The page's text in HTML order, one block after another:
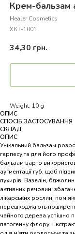
Крем-бальзам
Healer Cosmetics
ХКТ-1001
34,30 грн.
Weight: 10 g
ОПИС
СПОСІБ ЗАСТОСУВАННЯ
СКЛАД
ОПИС
Унікальний бальзам
герпесу та для його
бальзам варто
аугментації губ, щоб
пухирів. Вазелін,
активних речовин,
лікарських рослин,
перешкоджають
чайного дерева успішно
патогенну флору.